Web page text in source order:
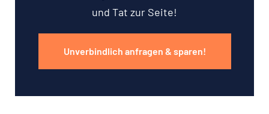
und Tat zur Seite!
Unverbindlich anfragen & sparen!